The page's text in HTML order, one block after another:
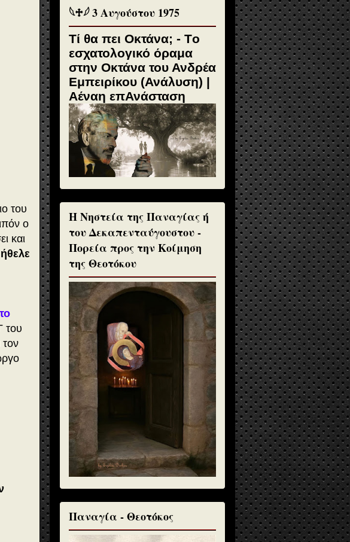
του
ο
και
ήθελε
του
𓆩♱𓆪 3 Αυγούστου 1975
Τί θα πει Οκτάνα; - Tο
εσχατολογικό όραμα
στην Οκτάνα του Ανδρέα
Εμπειρίκου (Ανάλυση) |
Αέναη επΑνάσταση
H Νηστεία της Παναγίας ή
του Δεκαπενταύγουστου -
Πορεία προς την Κοίμηση
της Θεοτόκου
Παναγία - Θεοτόκος